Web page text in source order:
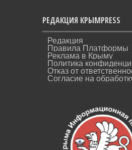
РЕДАКЦИЯ КРЫМPRESS
Редакция
Правила Платформы
Реклама в Крыму
Политика
Отказ от
Согласие на